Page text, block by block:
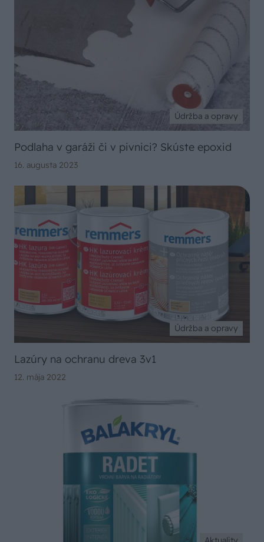
Údržba a opravy
Podlaha v garáži či v pivnici? Skúste epoxid
16. augusta 2023
Údržba a opravy
Lazúry na ochranu dreva 3v1
12. mája 2022